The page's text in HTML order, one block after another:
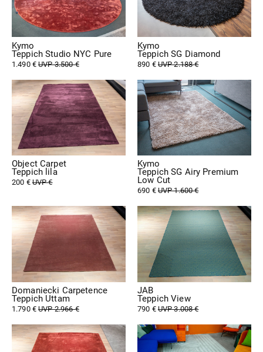
Kymo
Teppich Studio NYC Pure
1.490 €UVP 3.500 €
Kymo
Teppich SG Diamond
890 €UVP 2.188 €
Object Carpet
Teppich lila
200 €UVP €
Kymo
Teppich SG Airy Premium
Low Cut
690 €UVP 1.600 €
Domaniecki Carpetence
Teppich Uttam
1.790 €UVP 2.966 €
JAB
Teppich View
790 €UVP 3.008 €